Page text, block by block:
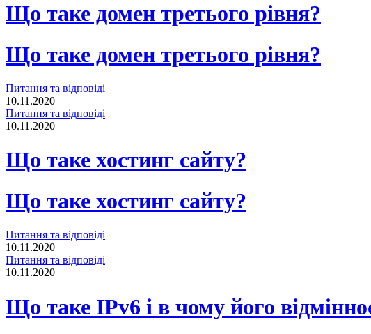
Що таке домен третього рівня?
Що таке домен третього рівня?
Питання та відповіді
10.11.2020
Питання та відповіді
10.11.2020
Що таке хостинг сайту?
Що таке хостинг сайту?
Питання та відповіді
10.11.2020
Питання та відповіді
10.11.2020
Що таке IPv6 і в чому його